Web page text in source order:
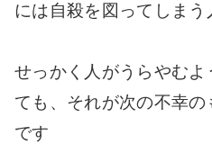
には自殺を図ってしまう
せっかく人がうらやむ
ても、それが次の不幸
です